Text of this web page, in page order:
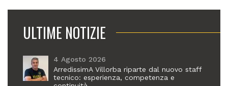
ULTIME NOTIZIE
4 Agosto 2026
ArredissimA Villorba riparte dal nuovo staff
tecnico: esperienza, competenza e